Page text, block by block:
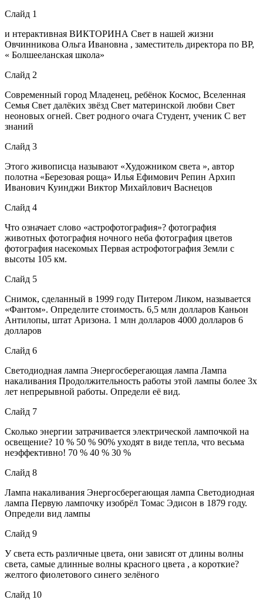
Слайд 1
и нтерактивная ВИКТОРИНА Свет в нашей жизни
Овчинникова Ольга Ивановна , заместитель директора по ВР,
« Болшееланская школа»
Слайд 2
Современный город Младенец, ребёнок Космос, Вселенная
Семья Свет далёких звёзд Свет материнской любви Свет
неоновых огней. Свет родного очага Студент, ученик С вет
знаний
Слайд 3
Этого живописца называют «Художником света », автор
полотна «Березовая роща» Илья Ефимович Репин Архип
Иванович Куинджи Виктор Михайлович Васнецов
Слайд 4
Что означает слово «астрофотография»? фотография
животных фотография ночного неба фотография цветов
фотография насекомых Первая астрофотография Земли с
высоты 105 км.
Слайд 5
Снимок, сделанный в 1999 году Питером Ликом, называется
«Фантом». Определите стоимость. 6,5 млн долларов Каньон
Антилопы, штат Аризона. 1 млн долларов 4000 долларов 6
долларов
Слайд 6
Светодиодная лампа Энергосберегающая лампа Лампа
накаливания Продолжительность работы этой лампы более 3х
лет непрерывной работы. Определи её вид.
Слайд 7
Сколько энергии затрачивается электрической лампочкой на
освещение? 10 % 50 % 90% уходят в виде тепла, что весьма
неэффективно! 70 % 40 % 30 %
Слайд 8
Лампа накаливания Энергосберегающая лампа Светодиодная
лампа Первую лампочку изобрёл Томас Эдисон в 1879 году.
Определи вид лампы
Слайд 9
У света есть различные цвета, они зависят от длины волны
света, самые длинные волны красного цвета , а короткие?
желтого фиолетового синего зелёного
Слайд 10